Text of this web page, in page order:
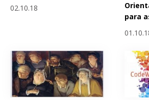
02.10.18
para